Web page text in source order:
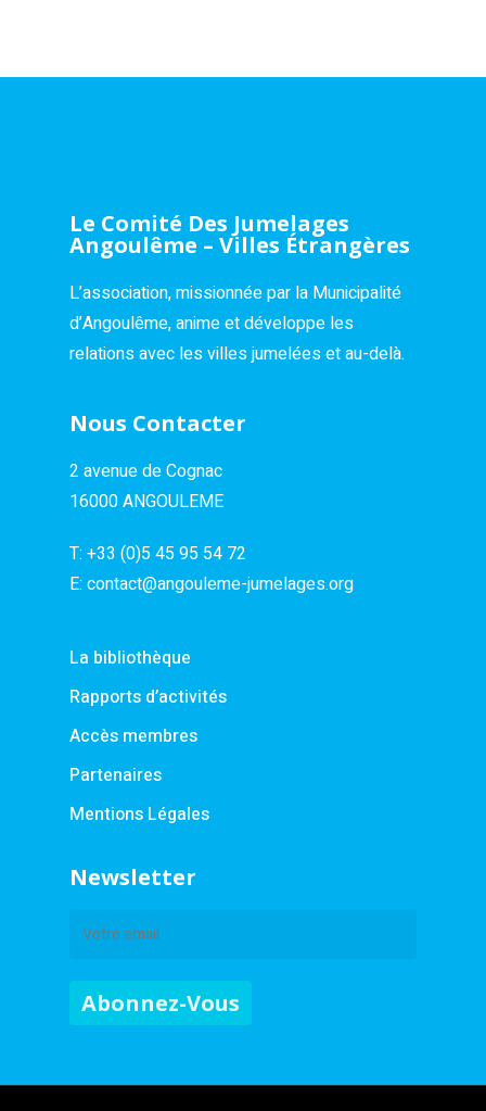
Le Comité Des Jumelages
Angoulême – Villes Étrangères
L’association, missionnée par la Municipalité
d’Angoulême, anime et développe les
relations avec les villes jumelées et au-delà.
Nous Contacter
2 avenue de Cognac
16000 ANGOULEME
T: +33 (0)5 45 95 54 72
E: contact@angouleme-jumelages.org
La bibliothèque
Rapports d’activités
Accès membres
Partenaires
Mentions Légales
Newsletter